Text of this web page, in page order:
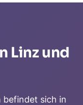
Linz und
befindet sich in